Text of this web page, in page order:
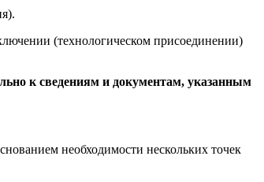
(технологическом присоединении)
к сведениям и документам, указанным
необходимости нескольких точек